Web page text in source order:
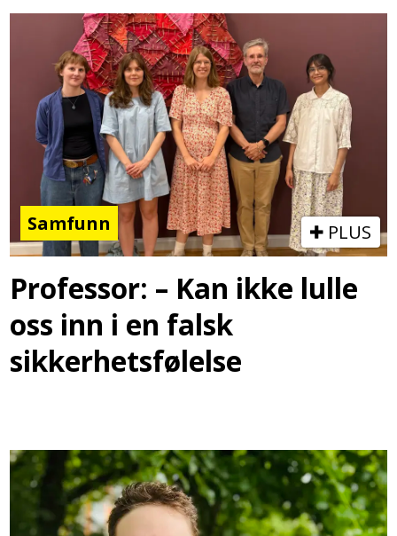
Samfunn PLUS
Professor: – Kan ikke lulle
oss inn i en falsk
sikkerhetsfølelse